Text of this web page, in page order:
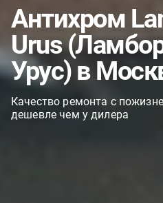
Антихром
Urus
Урус) в
Качество ремонта с
дешевле чем у дилера